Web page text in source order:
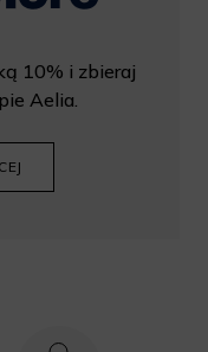
10% i zbieraj
Aelia.